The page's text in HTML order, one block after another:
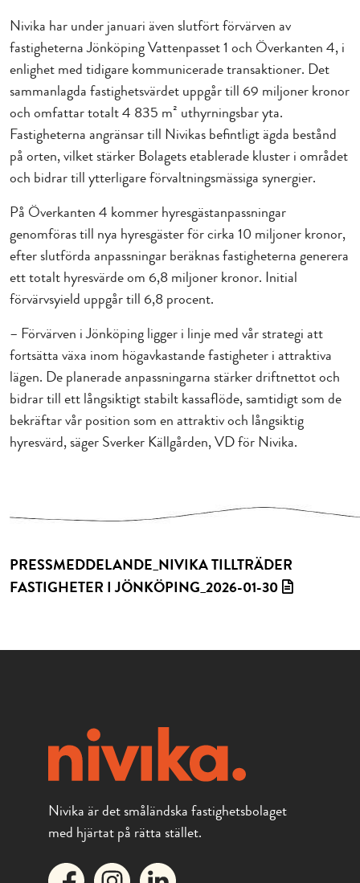
Nivika har under januari även slutfört förvärven av
fastigheterna Jönköping Vattenpasset 1 och Överkanten 4, i
enlighet med tidigare kommunicerade transaktioner. Det
sammanlagda fastighetsvärdet uppgår till 69 miljoner kronor
och omfattar totalt 4 835 m² uthyrningsbar yta.
Fastigheterna angränsar till Nivikas befintligt ägda bestånd
på orten, vilket stärker Bolagets etablerade kluster i området
och bidrar till ytterligare förvaltningsmässiga synergier.
På Överkanten 4 kommer hyresgästanpassningar
genomföras till nya hyresgäster för cirka 10 miljoner kronor,
efter slutförda anpassningar beräknas fastigheterna generera
ett totalt hyresvärde om 6,8 miljoner kronor. Initial
förvärvsyield uppgår till 6,8 procent.
– Förvärven i Jönköping ligger i linje med vår strategi att
fortsätta växa inom högavkastande fastigheter i attraktiva
lägen. De planerade anpassningarna stärker driftnettot och
bidrar till ett långsiktigt stabilt kassaflöde, samtidigt som de
bekräftar vår position som en attraktiv och långsiktig
hyresvärd, säger Sverker Källgården, VD för Nivika.
PRESSMEDDELANDE_NIVIKA TILLTRÄDER
FASTIGHETER I JÖNKÖPING_2026-01-30
Nivika är det småländska fastighetsbolaget
med hjärtat på rätta stället.